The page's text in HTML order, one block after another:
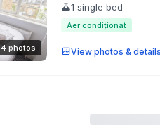
4 photos
1 single bed
Aer condiționat
View photos & details